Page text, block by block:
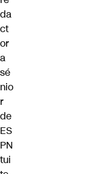
da
ct
or
a
sé
nio
r
de
ES
PN
tui